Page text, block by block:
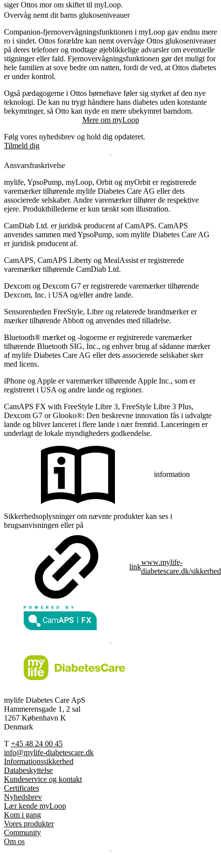
siger Ottos mor om skiftet til myLoop.
Overvåg nemt dit barns glukoseniveauer
Companion-fjernovervågningsfunktionen i myLoop gav endnu mere
ro i sindet. Ottos forældre kan nemt overvåge Ottos glukoseniveauer
på deres telefoner og modtage øjeblikkelige advarsler om eventuelle
stigninger eller fald. Fjernovervågningsfunktionen gør det muligt for
hele familien at sove bedre om natten, fordi de ved, at Ottos diabetes
er under kontrol.
Også pædagogerne i Ottos børnehave føler sig styrket af den nye
teknologi. De kan nu trygt håndtere hans diabetes uden konstante
bekymringer, så Otto kan nyde en mere ubekymret barndom.
Mere om myLoop
Følg vores nyhedsbrev og hold dig opdateret.
Tilmeld dig
Ansvarsfraskrivelse
mylife, YpsoPump, myLoop, Orbit og myOrbit er registrerede
varemærker tilhørende mylife Diabetes Care AG eller dets
associerede selskaber. Andre varemærker tilhører de respektive
ejere. Produktbillederne er kun tænkt som illustration.
CamDiab Ltd. er juridisk producent af CamAPS. CamAPS
anvendes sammen med YpsoPump, som mylife Diabetes Care AG
er juridisk producent af.
CamAPS, CamAPS Liberty og MealAssist er registrerede
varemærker tilhørende CamDiab Ltd.
Dexcom og Dexcom G7 er registrerede varemærker tilhørende
Dexcom, Inc. i USA og/eller andre lande.
Sensorenheden FreeStyle, Libre og relaterede brandmærker er
mærker tilhørende Abbott og anvendes med tilladelse.
Bluetooth® mærket og -logoerne er registrerede varemærker
tilhørende Bluetooth SIG, Inc., og enhver brug af sådanne mærker
af mylife Diabetes Care AG eller dets associerede selskaber sker
med licens.
iPhone og Apple er varemærker tilhørende Apple Inc., som er
registreret i USA og andre lande og regioner.
CamAPS FX with FreeStyle Libre 3, FreeStyle Libre 3 Plus,
Dexcom G7 or Glooko®: Den beskrevne innovation fås i udvalgte
lande og bliver lanceret i flere lande i nær fremtid. Lanceringen er
underlagt de lokale myndigheders godkendelse.
information
Sikkerhedsoplysninger om nævnte produkter kan ses i
brugsanvisningen eller på
link
www.mylife-
diabetescare.dk/sikkerhed
mylife Diabetes Care ApS
Hammerensgade 1, 2 sal
1267 København K
Denmark
T +45 48 24 00 45
info@mylife-diabetescare.dk
Informationssikkerhed
Databeskyttelse
Kundeservice og kontakt
Certificates
Nyhedsbrev
Lær kende myLoop
Kom i gang
Vores produkter
Community
Om os